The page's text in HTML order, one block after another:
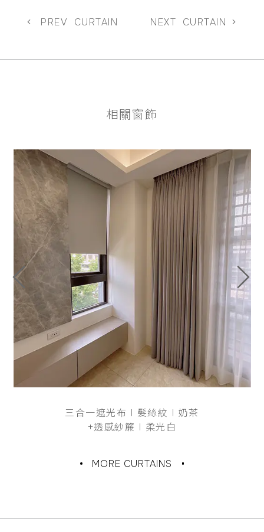
PREV CURTAIN NEXT CURTAIN
相關窗飾
三合一遮光布∣髮絲紋∣奶茶
+透感紗簾∣柔光白
MORE CURTAINS